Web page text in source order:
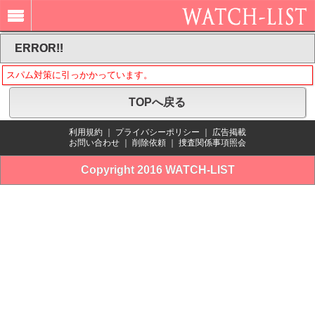
ERROR!!
スパム対策に引っかかっています。
TOPへ戻る
利用規約 プライバシーポリシー
広告掲載
お問い合わせ
削除依頼 捜査関係事項照会
Copyright 2016 WATCH-LIST